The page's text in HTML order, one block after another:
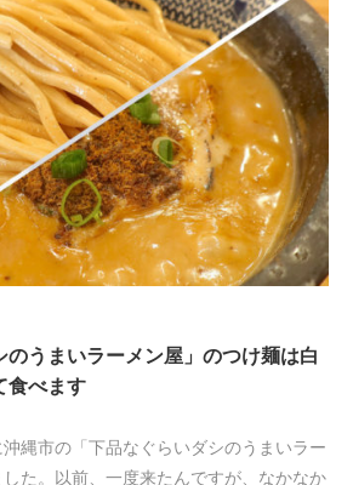
のうまいラーメン屋」のつけ麺は白
食べます
縄市の「下品なぐらいダシのうまいラー
た。以前、一度来たんですが、なかなか